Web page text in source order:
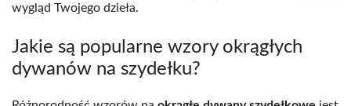
wygląd Twojego dzieła.
Jakie są popularne wzory okrągłych
dywanów na szydełku?